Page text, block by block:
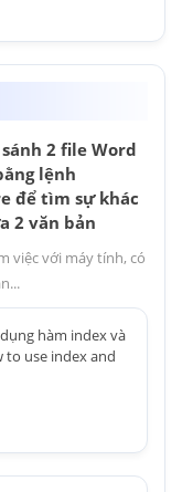
sánh 2 file Word
lệnh
để tìm sự khác
2 văn bản
việc với máy tính, có
hàm index và
to use index and